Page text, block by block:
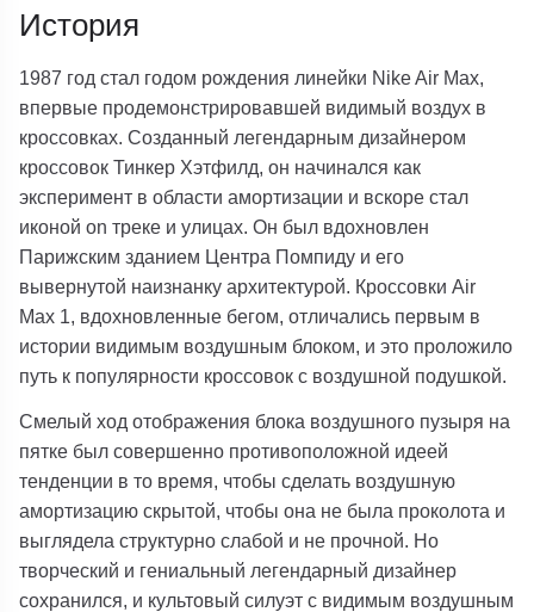
История
1987 год стал годом рождения линейки Nike Air Max,
впервые продемонстрировавшей видимый воздух в
кроссовках. Созданный легендарным дизайнером
кроссовок Тинкер Хэтфилд, он начинался как
эксперимент в области амортизации и вскоре стал
иконой on треке и улицах. Он был вдохновлен
Парижским зданием Центра Помпиду и его
вывернутой наизнанку архитектурой. Кроссовки Air
Max 1, вдохновленные бегом, отличались первым в
истории видимым воздушным блоком, и это проложило
путь к популярности кроссовок с воздушной подушкой.
Смелый ход отображения блока воздушного пузыря на
пятке был совершенно противоположной идеей
тенденции в то время, чтобы сделать воздушную
амортизацию скрытой, чтобы она не была проколота и
выглядела структурно слабой и не прочной. Но
творческий и гениальный легендарный дизайнер
сохранился, и культовый силуэт с видимым воздушным